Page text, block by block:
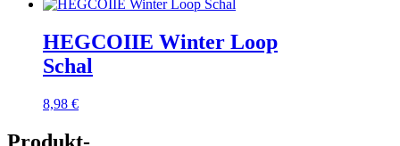
HEGCOIIE Winter Loop
Schal
8,98 €